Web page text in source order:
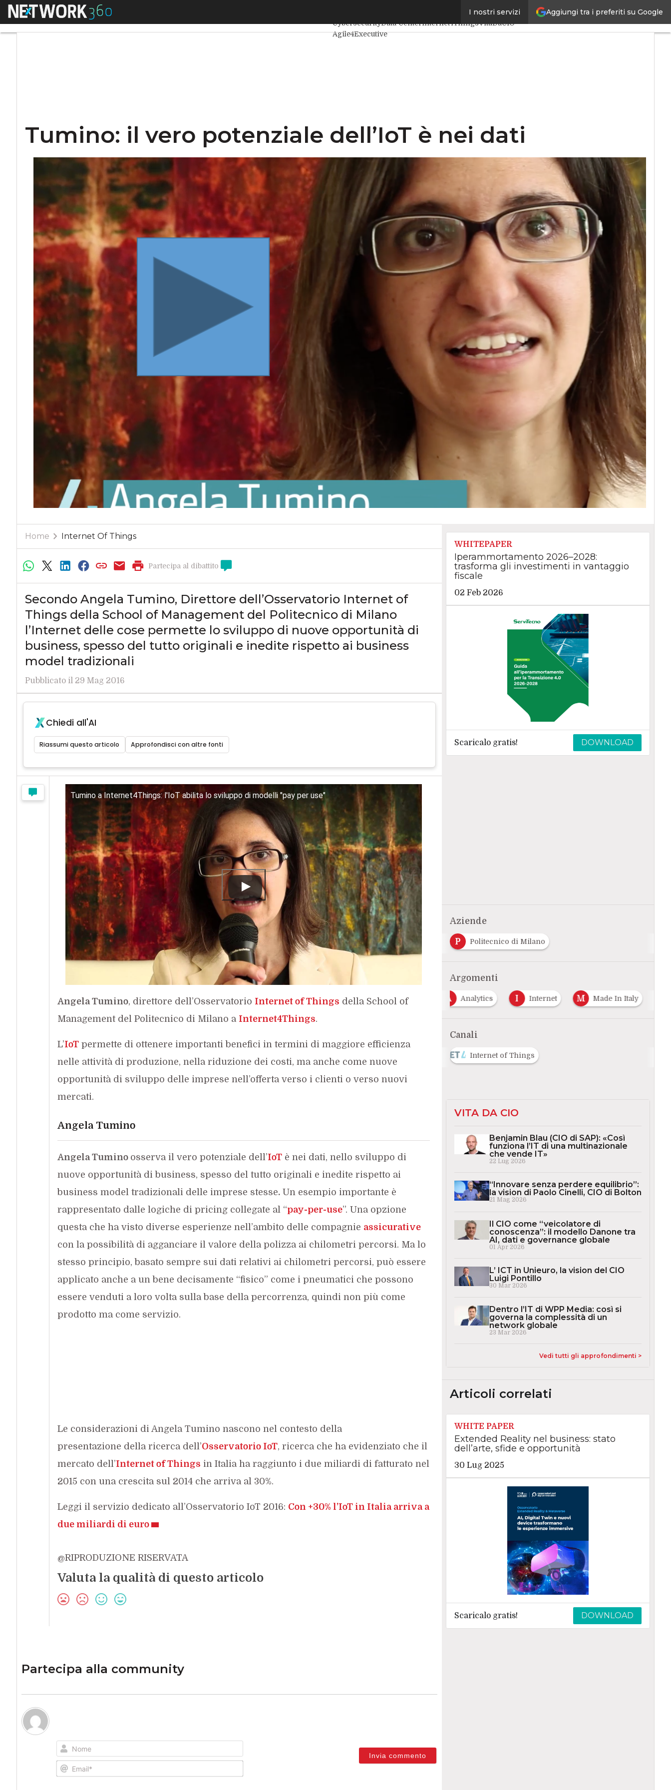
Aggiungi tra i preferiti su Google
I nostri servizi
Menu
Big Data
CybersecurityData CenterInternet4ThingsVitaDaCIO
Agile4Executive
Tumino: il vero potenziale dell’IoT è nei dati
Home Internet Of Things
Partecipa al dibattito
Secondo Angela Tumino, Direttore dell’Osservatorio Internet of
Things della School of Management del Politecnico di Milano
l’Internet delle cose permette lo sviluppo di nuove opportunità di
business, spesso del tutto originali e inedite rispetto ai business
model tradizionali
Pubblicato il 29 Mag 2016
Chiedi all'AI
Riassumi questo articolo Approfondisci con altre fonti
Tumino a Internet4Things: l'IoT abilita lo sviluppo di modelli "pay per use"
Angela Tumino, direttore dell’Osservatorio Internet of Things della School of
Management del Politecnico di Milano a Internet4Things.
L’IoTpermette di ottenere importanti benefici in termini di maggiore efficienza
nelle attività di produzione, nella riduzione dei costi, ma anche come nuove
opportunità di sviluppo delle imprese nell’offerta verso i clienti o verso nuovi
mercati.
Angela Tumino
Angela Tumino osserva il vero potenziale dell’IoTè nei dati, nello sviluppo di
nuove opportunità di business, spesso del tutto originali e inedite rispetto ai
business model tradizionali delle imprese stesse.Un esempio importante è
rappresentato dalle logiche di pricing collegate al “pay-per-use”. Una opzione
questa che ha visto diverse esperienze nell’ambito delle compagnie assicurative
con la possibilità di agganciare il valore della polizza ai chilometri percorsi. Ma lo
stesso principio, basato sempre sui dati relativi ai chilometri percorsi, può essere
applicato anche a un bene decisamente “fisico” come i pneumatici che possono
essere venduti a loro volta sulla base della percorrenza, quindi non più come
prodotto ma come servizio.
Le considerazioni di Angela Tumino nascono nel contesto della
presentazione della ricerca dell’Osservatorio IoT, ricerca che ha evidenziato che il
mercato dell’Internet of Things in Italia ha raggiunto i due miliardi di fatturato nel
2015 con una crescita sul 2014 che arriva al 30%.
Leggi il servizio dedicato all’Osservatorio IoT 2016: Con +30% l’IoT in Italia arriva a
due miliardi di euro
@RIPRODUZIONE RISERVATA
Valuta la qualità di questo articolo
Partecipa alla community
Nome
Email*
WHITEPAPER
Iperammortamento 2026–2028:
trasforma gli investimenti in vantaggio
fiscale
02 Feb 2026
Scaricalo gratis! DOWNLOAD
Aziende
P Politecnico di Milano
Argomenti
# #assicurazioni A Analytics I Internet M Made In Italy
Canali
Internet of Things
VITA DA CIO
Benjamin Blau (CIO di SAP): «Così
funziona l’IT di una multinazionale
che vende IT»
22 Lug 2026
“Innovare senza perdere equilibrio”:
la vision di Paolo Cinelli, CIO di Bolton
21 Mag 2026
Il CIO come “veicolatore di
conoscenza”: il modello Danone tra
AI, dati e governance globale
01 Apr 2026
L’ ICT in Unieuro, la vision del CIO
Luigi Pontillo
30 Mar 2026
Dentro l’IT di WPP Media: così si
governa la complessità di un
network globale
23 Mar 2026
Vedi tutti gli approfondimenti >
Articoli correlati
WHITE PAPER
Extended Reality nel business: stato
dell’arte, sfide e opportunità
30 Lug 2025
Scaricalo gratis! DOWNLOAD